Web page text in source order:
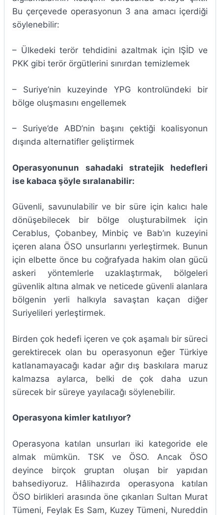
Bu çerçevede operasyonun 3 ana amacı içerdiği
söylenebilir:
– Ülkedeki terör tehdidini azaltmak için IŞİD ve
PKK gibi terör örgütlerini sınırdan temizlemek
– Suriye’nin kuzeyinde YPG kontrolündeki bir
bölge oluşmasını engellemek
– Suriye’de ABD’nin başını çektiği koalisyonun
dışında alternatifler geliştirmek
Operasyonunun sahadaki stratejik hedefleri
ise kabaca şöyle sıralanabilir:
Güvenli, savunulabilir ve bir süre için kalıcı hale
dönüşebilecek bir bölge oluşturabilmek için
Cerablus, Çobanbey, Minbiç ve Bab’ın kuzeyini
içeren alana ÖSO unsurlarını yerleştirmek. Bunun
için elbette önce bu coğrafyada hakim olan gücü
askeri yöntemlerle uzaklaştırmak, bölgeleri
güvenlik altına almak ve neticede güvenli alanlara
bölgenin yerli halkıyla savaştan kaçan diğer
Suriyelileri yerleştirmek.
Birden çok hedefi içeren ve çok aşamalı bir süreci
gerektirecek olan bu operasyonun eğer Türkiye
katlanamayacağı kadar ağır dış baskılara maruz
kalmazsa aylarca, belki de çok daha uzun
sürecek bir süreye yayılacağı söylenebilir.
Operasyona kimler katılıyor?
Operasyona katılan unsurları iki kategoride ele
almak mümkün. TSK ve ÖSO. Ancak ÖSO
deyince birçok gruptan oluşan bir yapıdan
bahsediyoruz. Hâlihazırda operasyona katılan
ÖSO birlikleri arasında öne çıkanları Sultan Murat
Tümeni, Feylak Es Sam, Kuzey Tümeni, Nureddin